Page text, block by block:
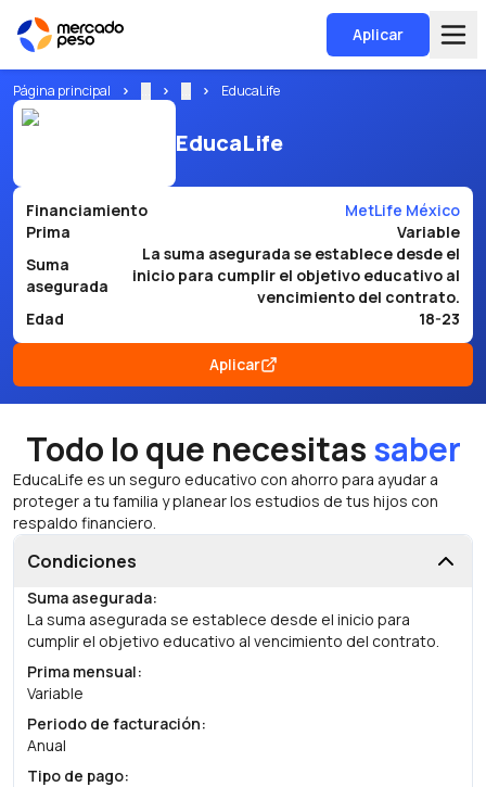
Aplicar
Página principal EducaLife
EducaLife
Financiamiento
MetLife México
Prima
Variable
Suma
asegurada
La suma asegurada se establece desde el
inicio para cumplir el objetivo educativo al
vencimiento del contrato.
Edad
18-23
Aplicar
Todo lo que necesitassaber
EducaLife es un seguro educativo con ahorro para ayudar a
proteger a tu familia y planear los estudios de tus hijos con
respaldo financiero.
Condiciones
Suma asegurada:
La suma asegurada se establece desde el inicio para
cumplir el objetivo educativo al vencimiento del contrato.
Prima mensual:
Variable
Periodo de facturación:
Anual
Tipo de pago: